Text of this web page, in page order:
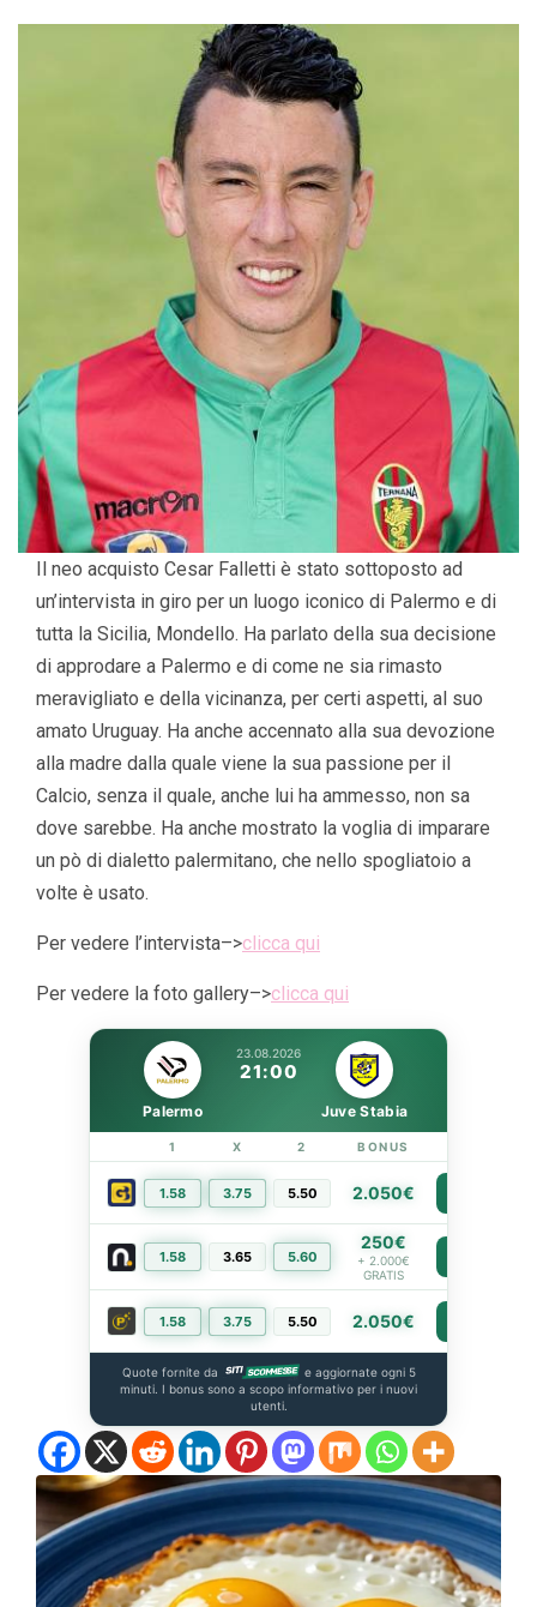
Il neo acquisto Cesar Falletti è stato sottoposto ad
un’intervista in giro per un luogo iconico di Palermo e di
tutta la Sicilia, Mondello. Ha parlato della sua decisione
di approdare a Palermo e di come ne sia rimasto
meravigliato e della vicinanza, per certi aspetti, al suo
amato Uruguay. Ha anche accennato alla sua devozione
alla madre dalla quale viene la sua passione per il
Calcio, senza il quale, anche lui ha ammesso, non sa
dove sarebbe. Ha anche mostrato la voglia di imparare
un pò di dialetto palermitano, che nello spogliatoio a
volte è usato.
Per vedere l’intervista–>clicca qui
Per vedere la foto gallery–>clicca qui
23.08.2026
21:00
Palermo Juve Stabia
1 X 2 BONUS
1.58 3.75 5.50 2.050€
1.58 3.65 5.60
250€
+ 2.000€
GRATIS
1.58 3.75 5.50 2.050€
Quote fornite da
e aggiornate ogni 5
minuti. I bonus sono a scopo informativo per i nuovi
utenti.